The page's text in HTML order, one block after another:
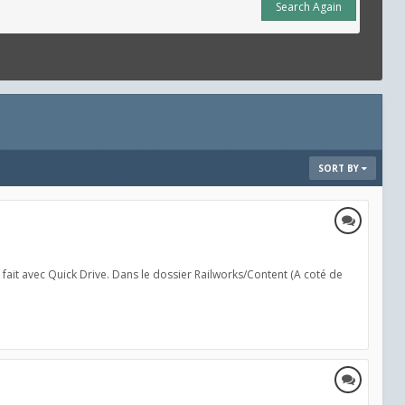
Search Again
SORT BY
avec Quick Drive. Dans le dossier Railworks/Content (A coté de